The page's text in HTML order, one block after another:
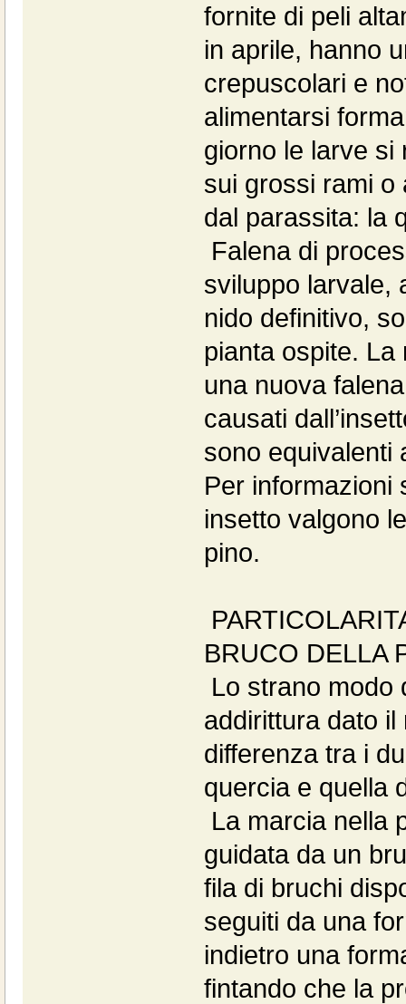
fornite di peli
in aprile, hanno
crepuscolari e
alimentarsi
giorno le larve si
sui grossi rami o
dal parassita: la
Falena di
sviluppo larvale,
nido definitivo,
pianta ospite.
una nuova
causati
sono equivalenti
Per informazioni
insetto valgono
pino.
BRUCO DELLA
Lo strano modo
addirittura dato
differenza tra i
quercia e quella
La marcia nella
guidata da un
fila di bruchi
seguiti da una
indietro una
fintando che la